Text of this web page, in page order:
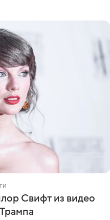
Свифт из видео